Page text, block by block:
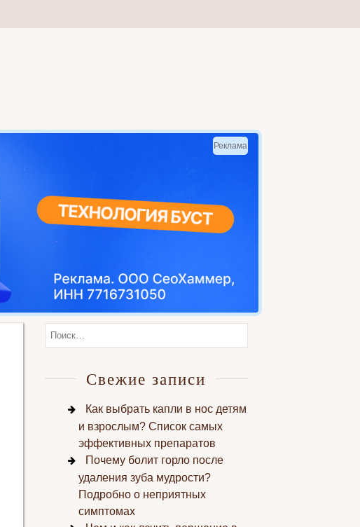
Реклама
Свежие записи
Как выбрать капли в нос детям
и взрослым? Список самых
эффективных препаратов
Почему болит горло после
удаления зуба мудрости?
Подробно о неприятных
симптомах